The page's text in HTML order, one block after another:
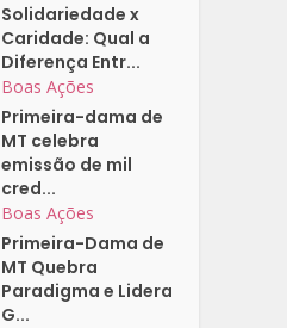
Solidariedade x
Caridade: Qual a
Diferença Entr...
Boas Ações
Primeira-dama de
MT celebra
emissão de mil
cred...
Boas Ações
Primeira-Dama de
MT Quebra
Paradigma e Lidera
G...